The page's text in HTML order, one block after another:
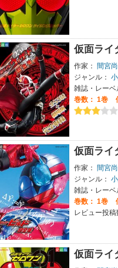
仮面ライ
作家： 間宮
ジャンル：
雑誌・レーベ
巻数： 1巻
仮面ライ
作家： 間宮
ジャンル：
雑誌・レーベ
巻数： 1巻
レビュー投稿
仮面ライ